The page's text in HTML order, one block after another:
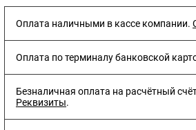
Оплата наличными в кассе компании.
Оплата по терминалу банковской
Безналичная оплата на расчётный
Реквизиты.